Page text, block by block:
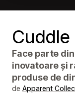
Cuddle
Face parte
inovatoare și
produse de
de Apparent